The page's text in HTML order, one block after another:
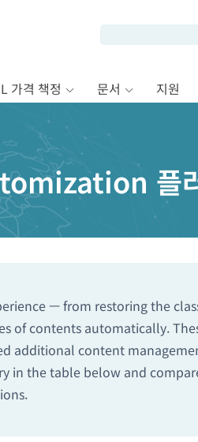
가격 책정 문서 지원
플
— from restoring the
of contents automatically.
additional content
in the table below and